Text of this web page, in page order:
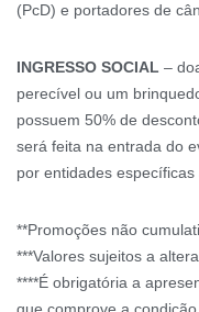
(PcD) e portadores de
INGRESSO SOCIAL –
perecível ou um
possuem 50% de
será feita na entrada do
por entidades
**Promoções não
***Valores sujeitos a
****É obrigatória a